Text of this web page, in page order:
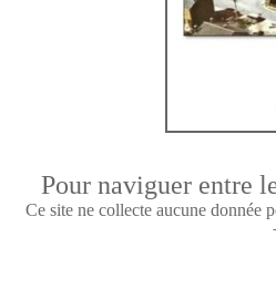
Pour naviguer entre
Ce site ne collecte aucune donnée